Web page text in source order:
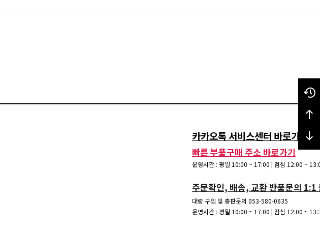
카카오톡 서비스센터 바로가기
빠른 부품구매 주소 바로가기
운영시간 : 평일 10:00 ~ 17:00 | 점심 12:00 ~
주문확인, 배송, 교환 반품문의 1:1
대량 구입 및 총판문의 053-580-0635
운영시간 : 평일 10:00 ~ 17:00 | 점심 12:00 ~